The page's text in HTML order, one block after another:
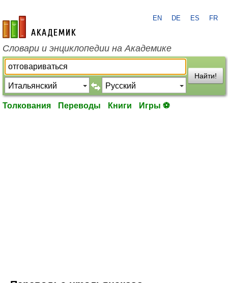
academic.ru
EN DE ES FR
Словари и энциклопедии на Академике
Найти!
Толкования Переводы Книги Игры ⚽